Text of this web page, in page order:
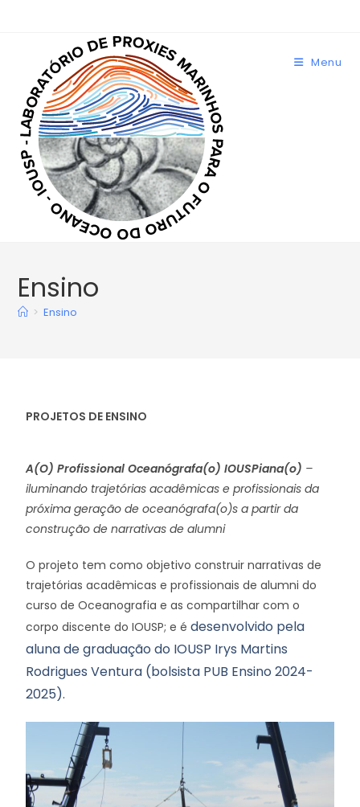
Menu
Ensino
> Ensino
PROJETOS DE ENSINO
A(O) Profissional Oceanógrafa(o) IOUSPiana(o) –
iluminando trajetórias acadêmicas e profissionais da
próxima geração de oceanógrafa(o)s a partir da
construção de narrativas de alumni
O projeto tem como objetivo construir narrativas de
trajetórias acadêmicas e profissionais de alumni do
curso de Oceanografia e as compartilhar com o
corpo discente do IOUSP; e édesenvolvido pela
aluna de graduação do IOUSP Irys Martins
Rodrigues Ventura (bolsista PUB Ensino 2024-
2025).